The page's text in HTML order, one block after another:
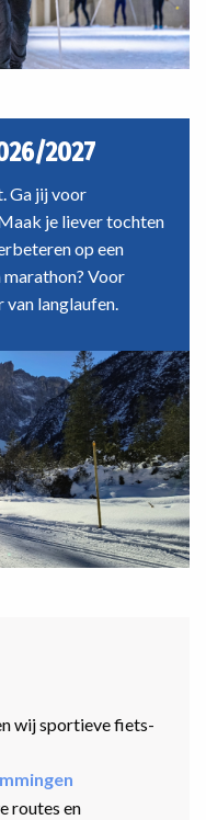
2027
Ga jij voor
je liever tochten
op een
marathon? Voor
van langlaufen.
wij sportieve fiets-
routes en